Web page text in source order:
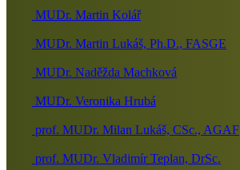
MUDr. Martin Kolář
MUDr. Martin Lukáš, Ph.D., FASGE
MUDr. Naděžda Machková
MUDr. Veronika Hrubá
prof. MUDr. Milan Lukáš, CSc., AGAF
prof. MUDr. Vladimír Teplan, DrSc.